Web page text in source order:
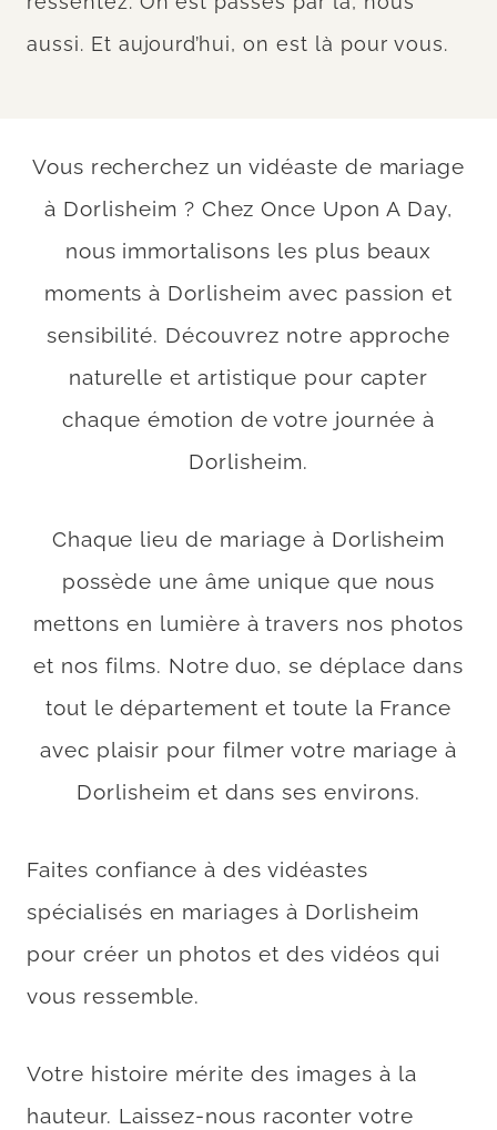
aussi. Et aujourd’hui, on est là pour vous.
Vous recherchez un vidéaste de mariage
à Dorlisheim ? Chez Once Upon A Day,
nous immortalisons les plus beaux
moments à Dorlisheim avec passion et
sensibilité. Découvrez notre approche
naturelle et artistique pour capter
chaque émotion de votre journée à
Dorlisheim.
Chaque lieu de mariage à Dorlisheim
possède une âme unique que nous
mettons en lumière à travers nos photos
et nos films. Notre duo, se déplace dans
tout le département et toute la France
avec plaisir pour filmer votre mariage à
Dorlisheim et dans ses environs.
Faites confiance à des vidéastes
spécialisés en mariages à Dorlisheim
pour créer un photos et des vidéos qui
vous ressemble.
Votre histoire mérite des images à la
hauteur. Laissez-nous raconter votre